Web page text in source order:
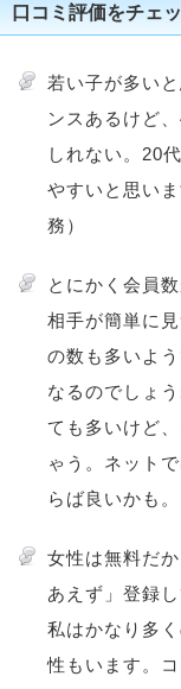
口コミ評価をチェ
若い子が多い
ンスあるけど
しれない。20
やすいと思い
務）
とにかく会員
相手が簡単に
の数も多いよ
なるのでしょ
ても多いけど
ゃう。ネット
らば良いかも
女性は無料だ
あえず」登録
私はかなり多
性もいます。